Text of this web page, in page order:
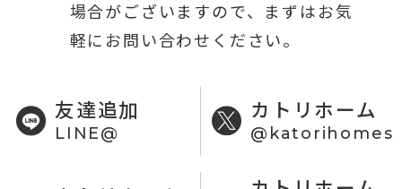
場合がございますので、まずはお気
軽にお問い合わせください。
友達追加
LINE@
カトリホーム
@katorihomes